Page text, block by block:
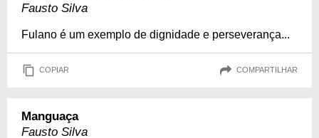
Fausto Silva
Fulano é um exemplo de dignidade e perseverança...
COPIAR COMPARTILHAR
Manguaça
Fausto Silva